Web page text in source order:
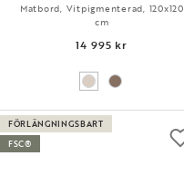
Matbord, Vitpigmenterad, 120x120
cm
14 995 kr
FÖRLÄNGNINGSBART
FSC®